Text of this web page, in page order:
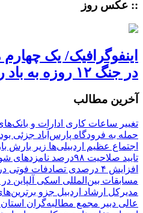
:: عکس روز
اینفوگرافیک/ یک
در جنگ ۱۲ روزه به باد رفت
آخرین مطالب
تغییر ساعات کاری ادارات و
حمله به فرودگاه پارس‌‌آباد جزئی بود
اجتماع عظیم اردبیلی‌ها زیر بارش
تایید صلاحیت ۹۸درصد نامزدهای شوراهای روستای اردبیل
افزایش ۴ درصدی تصادفات فوتی در جاده‌های اردبیل
مسابقات بین‌المللی اسکی آلپاین
مدیرکل ارشاد اردبیل جزو
عالی دبیر مجمع مطالبه‌گران